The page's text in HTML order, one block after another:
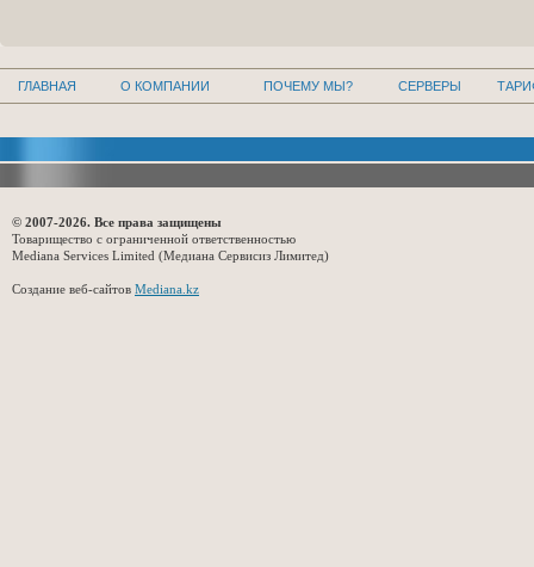
ГЛАВНАЯ О КОМПАНИИ ПОЧЕМУ МЫ? СЕРВЕРЫ
© 2007-2026. Все права защищены
Товарищество с ограниченной ответственностью
Mediana Services Limited (Медиана Сервисиз Лимитед)
Создание веб-сайтов Mediana.kz